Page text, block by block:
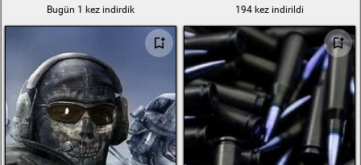
Bugün 1 kez indirdik 194 kez indirildi